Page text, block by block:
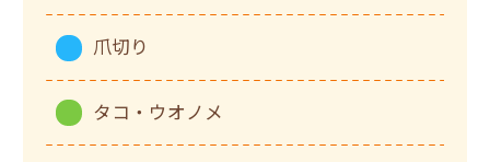
爪切り
タコ・ウオノメ